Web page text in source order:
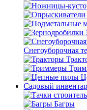
Снегоуборочная
Садовый
Багры